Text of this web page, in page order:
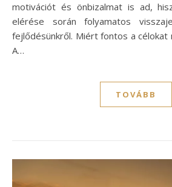
motivációt és önbizalmat is ad,
elérése során folyamatos
fejlődésünkről. Miért fontos a célokat
A…
TOVÁBB